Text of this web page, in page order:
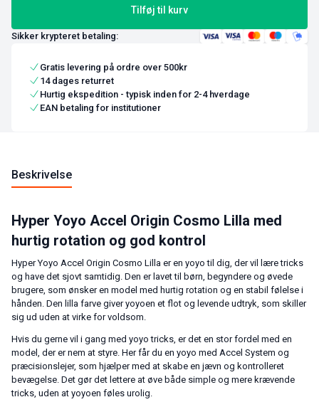
Tilføj til kurv
Sikker krypteret betaling:
Gratis levering på ordre over 500kr
14 dages returret
Hurtig ekspedition - typisk inden for 2-4 hverdage
EAN betaling for institutioner
Beskrivelse
Hyper Yoyo Accel Origin Cosmo Lilla med
hurtig rotation og god kontrol
Hyper Yoyo Accel Origin Cosmo Lilla er en yoyo til dig, der vil lære tricks
og have det sjovt samtidig. Den er lavet til børn, begyndere og øvede
brugere, som ønsker en model med hurtig rotation og en stabil følelse i
hånden. Den lilla farve giver yoyoen et flot og levende udtryk, som skiller
sig ud uden at virke for voldsom.
Hvis du gerne vil i gang med yoyo tricks, er det en stor fordel med en
model, der er nem at styre. Her får du en yoyo med Accel System og
præcisionslejer, som hjælper med at skabe en jævn og kontrolleret
bevægelse. Det gør det lettere at øve både simple og mere krævende
tricks, uden at yoyoen føles urolig.